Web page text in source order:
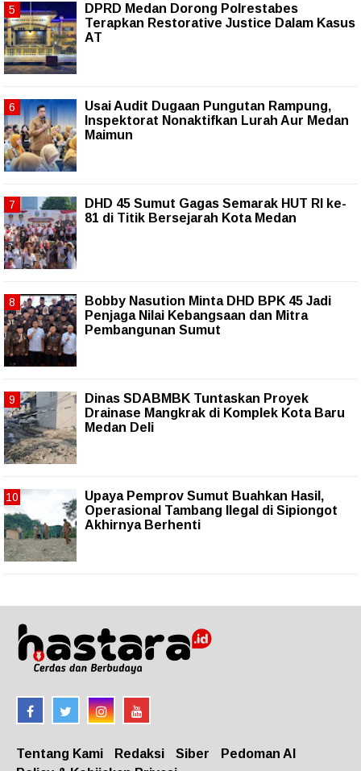
DPRD Medan Dorong Polrestabes
Terapkan Restorative Justice Dalam Kasus
AT
Usai Audit Dugaan Pungutan Rampung,
Inspektorat Nonaktifkan Lurah Aur Medan
Maimun
DHD 45 Sumut Gagas Semarak HUT RI ke-
81 di Titik Bersejarah Kota Medan
Bobby Nasution Minta DHD BPK 45 Jadi
Penjaga Nilai Kebangsaan dan Mitra
Pembangunan Sumut
Dinas SDABMBK Tuntaskan Proyek
Drainase Mangkrak di Komplek Kota Baru
Medan Deli
Upaya Pemprov Sumut Buahkan Hasil,
Operasional Tambang Ilegal di Sipiongot
Akhirnya Berhenti
Tentang Kami Redaksi Siber
Pedoman AI